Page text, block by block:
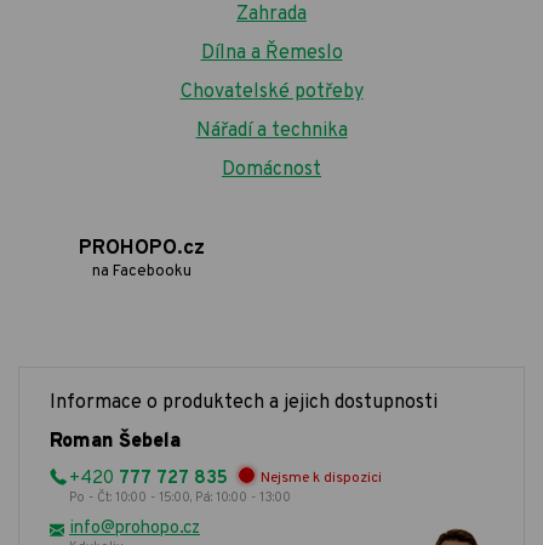
Zahrada
Dílna a Řemeslo
Chovatelské potřeby
Nářadí a technika
Domácnost
PROHOPO.cz
na Facebooku
Informace o produktech a jejich dostupnosti
Roman Šebela
+420 777 727 835 Nejsme k dispozici
Po - Čt: 10:00 - 15:00, Pá: 10:00 - 13:00
info@prohopo.cz